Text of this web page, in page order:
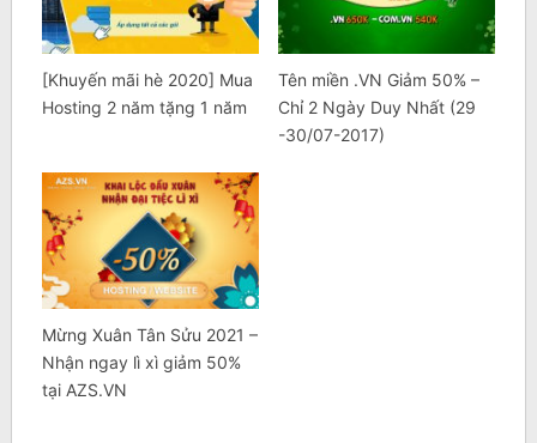
[Khuyến mãi hè 2020] Mua
Hosting 2 năm tặng 1 năm
Tên miền .VN Giảm 50% –
Chỉ 2 Ngày Duy Nhất (29
-30/07-2017)
Mừng Xuân Tân Sửu 2021 –
Nhận ngay lì xì giảm 50%
tại AZS.VN